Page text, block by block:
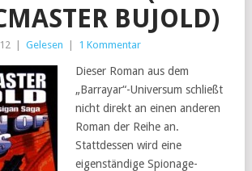
BUJOLD)
Gelesen 1 Kommentar
Dieser Roman aus dem
„Barrayar“-Universum schließt
nicht direkt an einen anderen
Roman der Reihe an.
Stattdessen wird eine
eigenständige Spionage-